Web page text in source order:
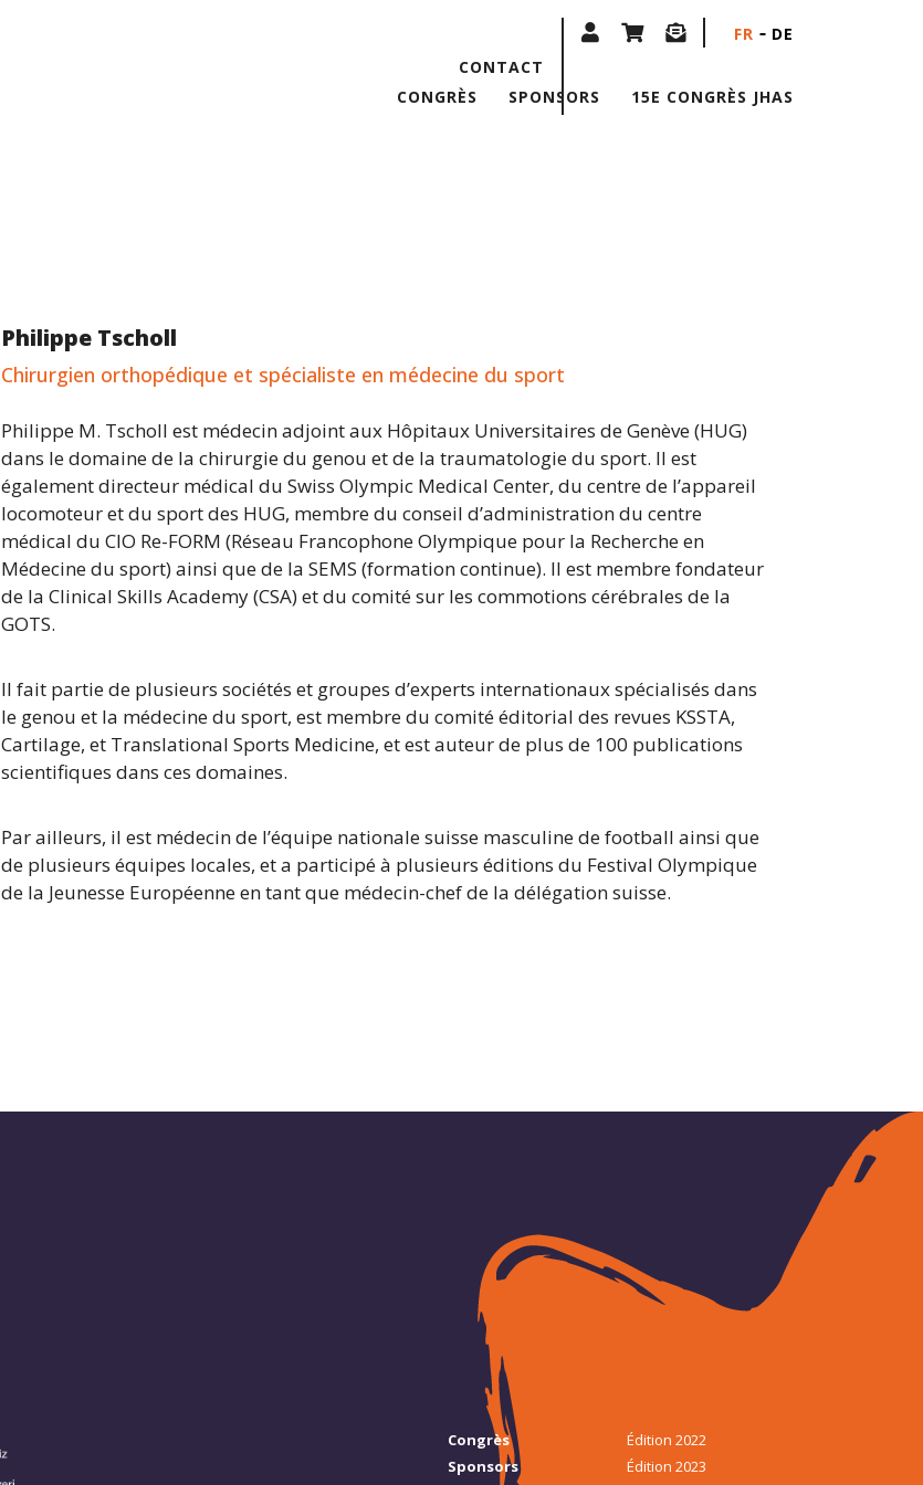
CONGRÈS SPONSORS 15E CONGRÈS JHAS
CONTACT
FR DE
Philippe Tscholl
Chirurgien orthopédique et spécialiste en médecine du sport
Philippe M. Tscholl est médecin adjoint aux Hôpitaux Universitaires de Genève (HUG)
dans le domaine de la chirurgie du genou et de la traumatologie du sport. Il est
également directeur médical du Swiss Olympic Medical Center, du centre de l’appareil
locomoteur et du sport des HUG, membre du conseil d’administration du centre
médical du CIO Re-FORM (Réseau Francophone Olympique pour la Recherche en
Médecine du sport) ainsi que de la SEMS (formation continue). Il est membre fondateur
de la Clinical Skills Academy (CSA) et du comité sur les commotions cérébrales de la
GOTS.
Il fait partie de plusieurs sociétés et groupes d’experts internationaux spécialisés dans
le genou et la médecine du sport, est membre du comité éditorial des revues KSSTA,
Cartilage, et Translational Sports Medicine, et est auteur de plus de 100 publications
scientifiques dans ces domaines.
Par ailleurs, il est médecin de l’équipe nationale suisse masculine de football ainsi que
de plusieurs équipes locales, et a participé à plusieurs éditions du Festival Olympique
de la Jeunesse Européenne en tant que médecin-chef de la délégation suisse.
Congrès
Sponsors
Édition 2022
Édition 2023